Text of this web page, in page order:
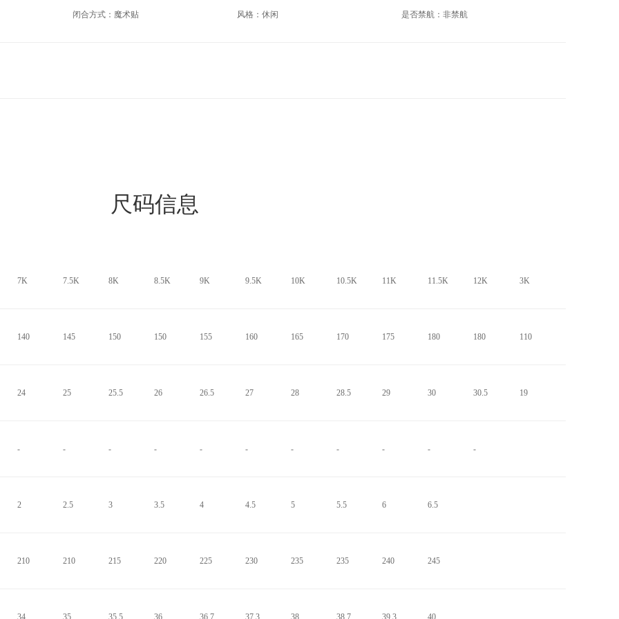
闭合方式：魔术贴 风格：休闲 是否禁航：非禁航
尺码信息
7K 7.5K 8K 8.5K 9K 9.5K 10K 10.5K 11K 11.5K 12K 3K
140 145 150 150 155 160 165 170 175 180 180 110
24 25 25.5 26 26.5 27 28 28.5 29 30 30.5 19
- - - - - - - - - - -
2 2.5 3 3.5 4 4.5 5 5.5 6 6.5
210 210 215 220 225 230 235 235 240 245
34 35 35.5 36 36.7 37.3 38 38.7 39.3 40